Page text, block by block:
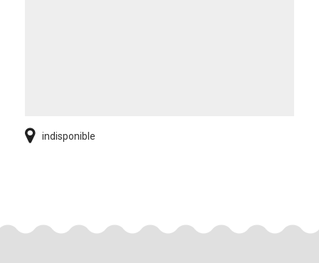
indisponible